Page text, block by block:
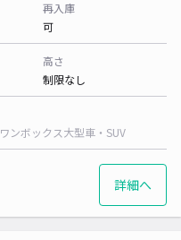
再入庫
可
高さ
制限なし
ワンボックス大型車・SUV
詳細へ